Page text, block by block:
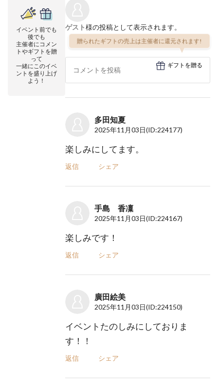
イベント前でも
後でも
主催者にコメン
トやギフトを贈
って
一緒にこのイベ
ントを盛り上げ
よう！
ゲスト様の投稿として表示されます。
贈られたギフトの売上は主催者に還元されます!
ギフトを贈る
多田知夏
2025年11月03日(ID:224177)
楽しみにしてます。
返信 シェア
手島 香凜
2025年11月03日(ID:224167)
楽しみです！
返信 シェア
廣田絵美
2025年11月03日(ID:224150)
イベントたのしみにしておりま
す！！
返信 シェア